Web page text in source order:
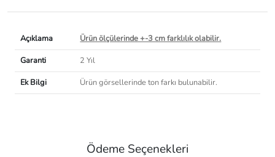
Açıklama
Ürün ölçülerinde +-3 cm farklılık olabilir.
Garanti
2 Yıl
Ek Bilgi
Ürün görsellerinde ton farkı bulunabilir.
Ödeme Seçenekleri